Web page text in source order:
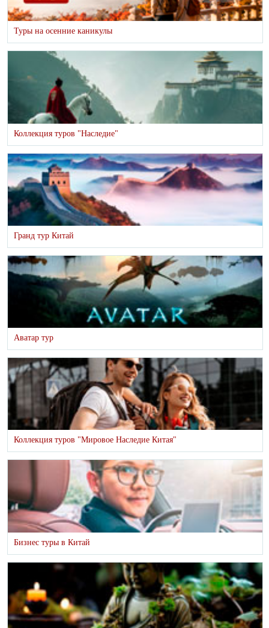
Туры на осенние каникулы
Коллекция туров "Наследие"
Гранд тур Китай
Аватар тур
Коллекция туров "Мировое Наследие Китая"
Бизнес туры в Китай